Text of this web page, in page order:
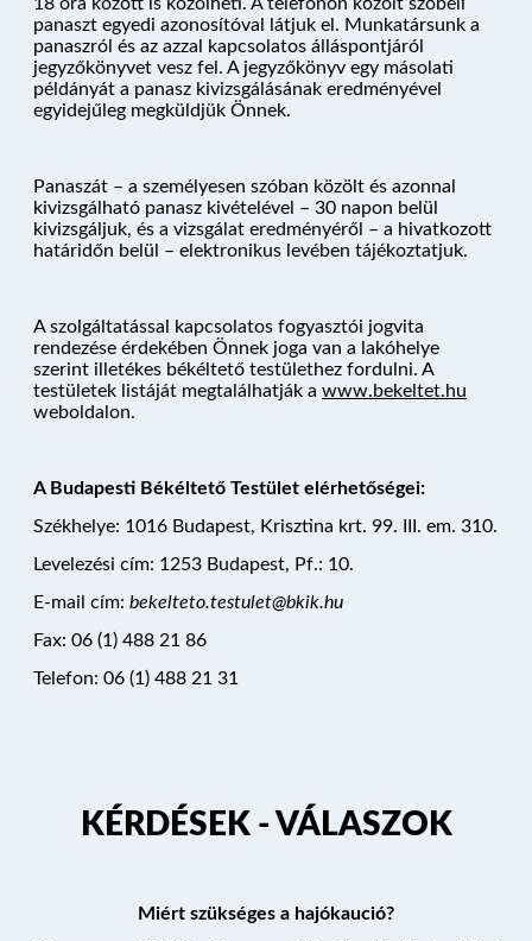
18 óra között is közölheti. A telefonon közölt szóbeli
panaszt egyedi azonosítóval látjuk el. Munkatársunk a
panaszról és az azzal kapcsolatos álláspontjáról
jegyzőkönyvet vesz fel. A jegyzőkönyv egy másolati
példányát a panasz kivizsgálásának eredményével
egyidejűleg megküldjük Önnek.
Panaszát – a személyesen szóban közölt és azonnal
kivizsgálható panasz kivételével – 30 napon belül
kivizsgáljuk, és a vizsgálat eredményéről – a hivatkozott
határidőn belül – elektronikus levében tájékoztatjuk.
A szolgáltatással kapcsolatos fogyasztói jogvita
rendezése érdekében Önnek joga van a lakóhelye
szerint illetékes békéltető testülethez fordulni. A
testületek listáját megtalálhatják a www.bekeltet.hu
weboldalon.
A Budapesti Békéltető Testület elérhetőségei:
Székhelye: 1016 Budapest, Krisztina krt. 99. III. em. 310.
Levelezési cím: 1253 Budapest, Pf.: 10.
E-mail cím: bekelteto.testulet@bkik.hu
Fax: 06 (1) 488 21 86
Telefon: 06 (1) 488 21 31
KÉRDÉSEK - VÁLASZOK
Miért szükséges a hajókaució?